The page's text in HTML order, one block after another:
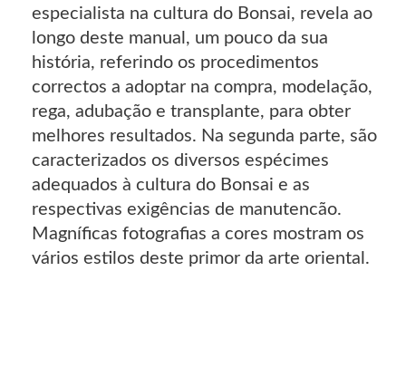
especialista na cultura do Bonsai, revela ao
longo deste manual, um pouco da sua
história, referindo os procedimentos
correctos a adoptar na compra, modelação,
rega, adubação e transplante, para obter
melhores resultados. Na segunda parte, são
caracterizados os diversos espécimes
adequados à cultura do Bonsai e as
respectivas exigências de manutencão.
Magníficas fotografias a cores mostram os
vários estilos deste primor da arte oriental.